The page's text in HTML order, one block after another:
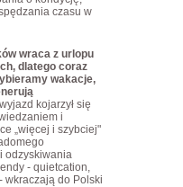
czasu w
wraca z urlopu
dlatego coraz
wakacje,
kojarzył się
i
„więcej i szybciej"
odzyskiwania
- quietcation,
wkraczają do Polski